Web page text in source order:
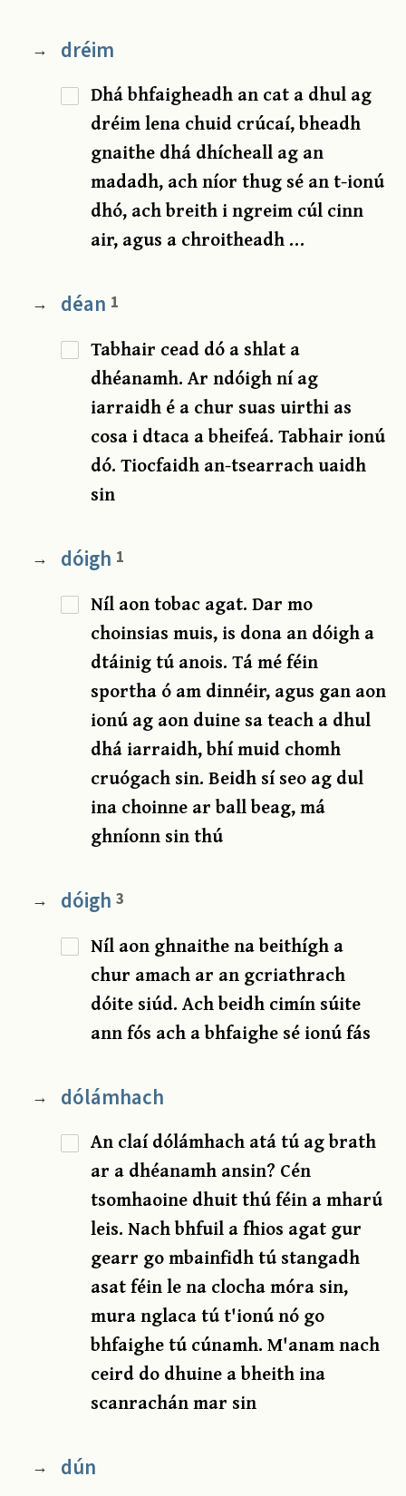
→ dréim
Dhá bhfaigheadh an cat a dhul ag
dréim lena chuid crúcaí, bheadh
gnaithe dhá dhícheall ag an
madadh, ach níor thug sé an t-ionú
dhó, ach breith i ngreim cúl cinn
air, agus a chroitheadh …
→ déan 1
Tabhair cead dó a shlat a
dhéanamh. Ar ndóigh ní ag
iarraidh é a chur suas uirthi as
cosa i dtaca a bheifeá. Tabhair ionú
dó. Tiocfaidh an-tsearrach uaidh
sin
→ dóigh 1
Níl aon tobac agat. Dar mo
choinsias muis, is dona an dóigh a
dtáinig tú anois. Tá mé féin
sportha ó am dinnéir, agus gan aon
ionú ag aon duine sa teach a dhul
dhá iarraidh, bhí muid chomh
cruógach sin. Beidh sí seo ag dul
ina choinne ar ball beag, má
ghníonn sin thú
→ dóigh 3
Níl aon ghnaithe na beithígh a
chur amach ar an gcriathrach
dóite siúd. Ach beidh cimín súite
ann fós ach a bhfaighe sé ionú fás
→ dólámhach
An claí dólámhach atá tú ag brath
ar a dhéanamh ansin? Cén
tsomhaoine dhuit thú féin a mharú
leis. Nach bhfuil a fhios agat gur
gearr go mbainfidh tú stangadh
asat féin le na clocha móra sin,
mura nglaca tú t'ionú nó go
bhfaighe tú cúnamh. M'anam nach
ceird do dhuine a bheith ina
scanrachán mar sin
→ dún